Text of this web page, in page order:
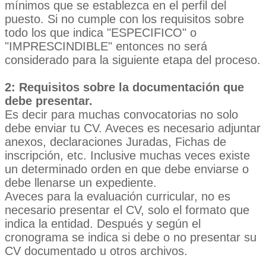
mínimos que se establezca en el perfil del
puesto. Si no cumple con los requisitos sobre
todo los que indica "ESPECIFICO" o
"IMPRESCINDIBLE" entonces no será
considerado para la siguiente etapa del proceso.
2: Requisitos sobre la documentación que
debe presentar.
Es decir para muchas convocatorias no solo
debe enviar tu CV. Aveces es necesario adjuntar
anexos, declaraciones Juradas, Fichas de
inscripción, etc. Inclusive muchas veces existe
un determinado orden en que debe enviarse o
debe llenarse un expediente.
Aveces para la evaluación curricular, no es
necesario presentar el CV, solo el formato que
indica la entidad. Después y según el
cronograma se indica si debe o no presentar su
CV documentado u otros archivos.